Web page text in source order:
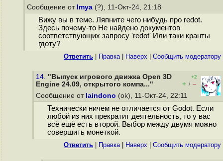
Сообщение от Imya (?), 11-Окт-24, 21:18
Вижу вы в теме. Ляпните чего нибудь про redot.
Здесь почему-то Не найдено документов
соответствующих запросу 'redot' Или таки кранты
гдоту?
Ответить Правка| Наверх Cообщить модератору
14. "Выпуск игрового движка Open 3D
Engine 24.09, открытого компа..."
+2
+ / –
Сообщение от laindono (ok), 11-Окт-24, 22:11
Технически ничем не отличается от Godot. Если
любой из них прекратит деятельность, то у вас
всё ещё есть второй. Выбор между двумя можно
совершить монеткой.
Ответить Правка| Наверх Cообщить модератору